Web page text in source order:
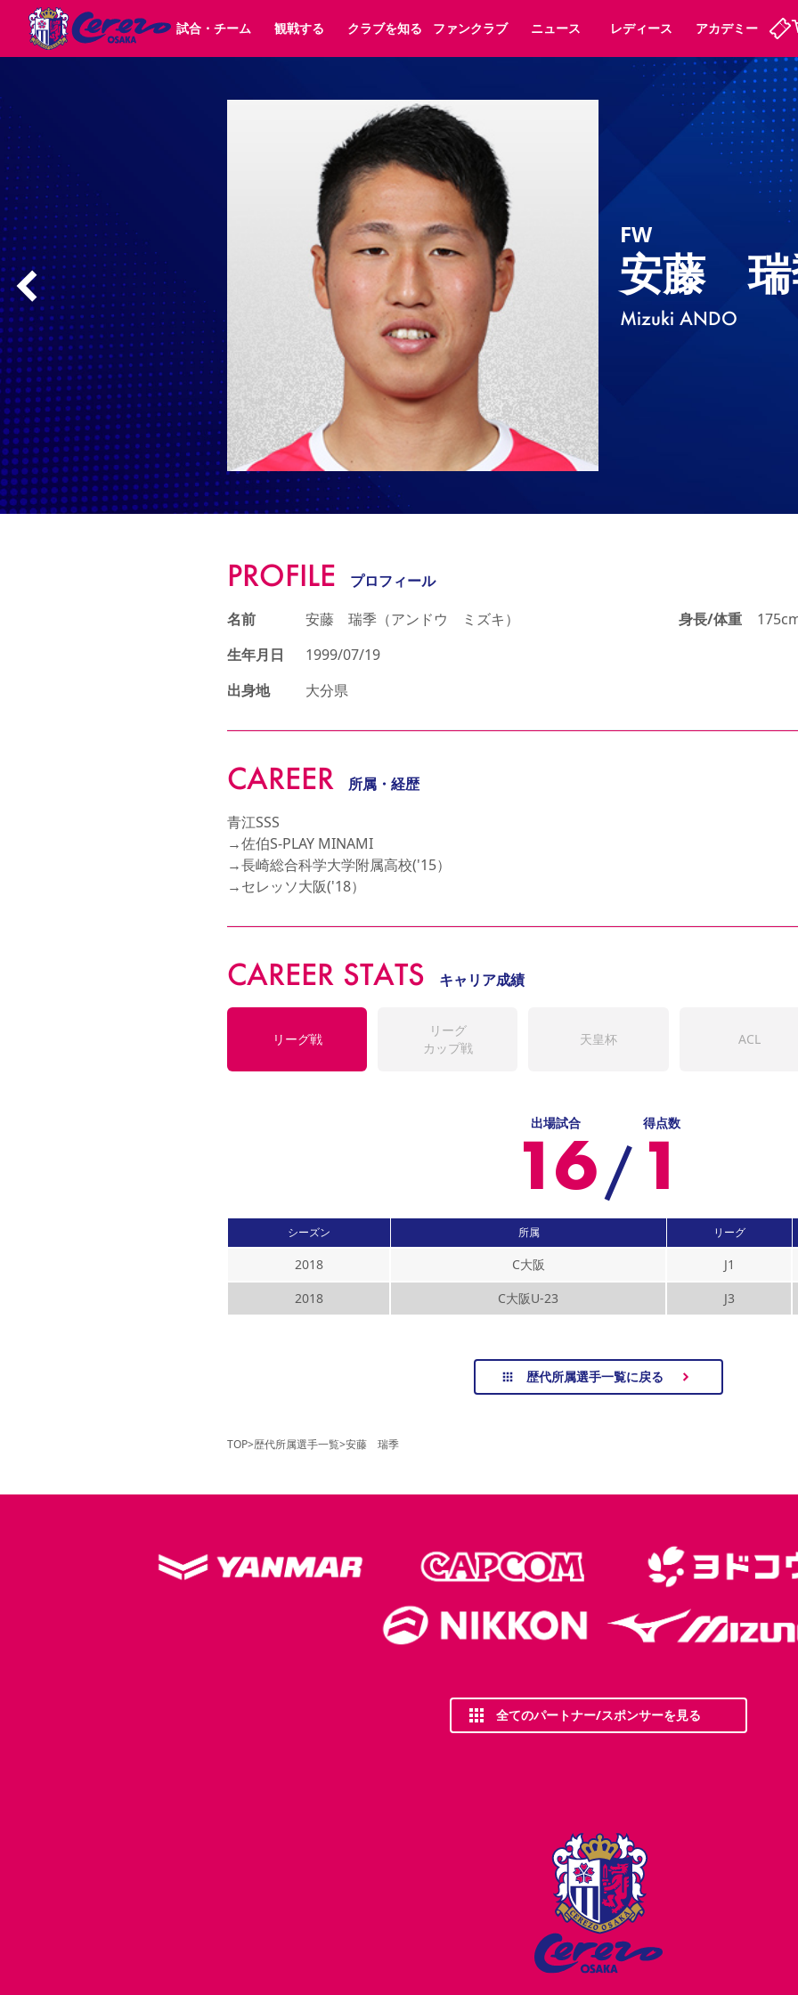
試合・チーム
アクセス レディース アカデミー
観戦する
購入方法 シーズンシート 法人シーズンシート
リセールサービス
グルメ マッチデープログラム 観戦マナー&ルール
YANMAR HANASAKA STADIUM DAZNで観戦 アウェイツアー
クラブを知る
セレッソ大阪VISAカード サポートスタッフ セレッソアイデアちょうだいな
応援商店街
サステナビリティポリシー インパクトレポート 活動レポート
SPORT POSITIVE LEAGUES
取り組み実績
スポーツクラブ
長居公園 セレッソフットサルパーク セレッソフットサルパーク長居
セレッソスポーツパーク舞洲
YANMAR HANASAKA STADIUM
セレッソ大阪アカデミー 子供のサッカースクール
その他スポーツクラブ
ファンクラブ
招待券引換方法 まいセレチケット
ニュース
ファンクラブ ホームタウン
レディース アカデミー
FW
安藤 瑞
Mizuki ANDO
PROFILE
プロフィール
名前
安藤 瑞季（アンドウ ミズキ）
生年月日
1999/07/19
出身地
大分県
身長/体重
CAREER
所属・経歴
青江SSS
→佐伯S-PLAY MINAMI
→長崎総合科学大学附属高校('15）
→セレッソ大阪('18）
CAREER STATS キャリア成績
リーグ戦
リーグ
カップ戦
天皇杯 ACL
出場試合
16/
得点数
1
シーズン 所属 リーグ
2018 C大阪 J1
2018
C大阪U-23 J3
歴代所属選手一覧に戻る
TOP>歴代所属選手一覧>安藤 瑞季
全てのパートナー/スポンサーを見る